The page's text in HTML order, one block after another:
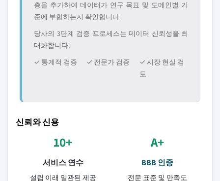
층을 추가하여 데이터가 연구 목표 및 도메인별 기
준에 부합하는지 확인합니다.
당사의 3단계 검증 프로세스는 데이터 신뢰성을 최
대화합니다:
✓ 통계적 검증
✓ 전문가 검증
✓ 시장 현실 검
토
신뢰와 신용
10+
서비스 연수
설립 이래 일관된 제공
A+
BBB 인증
전문 표준 및 만족도